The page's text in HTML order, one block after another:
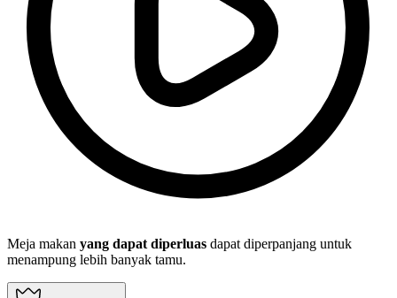
Meja makan yang dapat diperluas dapat diperpanjang untuk
menampung lebih banyak tamu.